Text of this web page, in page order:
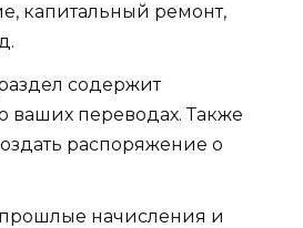
капитальный ремонт,
содержит
переводах. Также
распоряжение о
начисления и